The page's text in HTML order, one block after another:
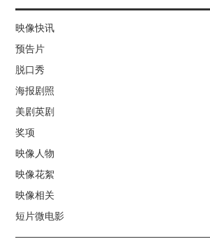
映像快讯
预告片
脱口秀
海报剧照
美剧英剧
奖项
映像人物
映像花絮
映像相关
短片微电影